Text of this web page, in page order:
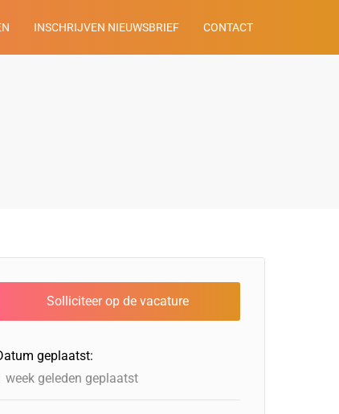
INSCHRIJVEN NIEUWSBRIEF CONTACT
geplaatst:
week geleden geplaatst